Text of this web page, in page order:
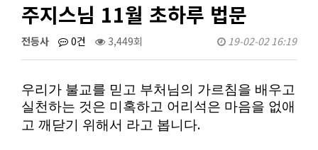
주지스님 11월 초하루 법문
전등사 0건 3,449회 19-02-02 16:19
우리가 불교를 믿고 부처님의 가르침을 배우고
실천하는 것은 미혹하고 어리석은 마음을 없애
고 깨닫기 위해서 라고 봅니다.